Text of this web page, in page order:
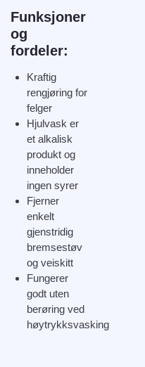
Funksjoner
og
fordeler:
Kraftig
rengjøring for
felger
Hjulvask er
et alkalisk
produkt og
inneholder
ingen syrer
Fjerner
enkelt
gjenstridig
bremsestøv
og veiskitt
Fungerer
godt uten
berøring ved
høytrykksvasking